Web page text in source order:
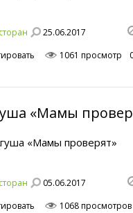
25.06.2017
1061 просмотр
«Мамы
«Мамы проверят»
05.06.2017
1068 просмотров